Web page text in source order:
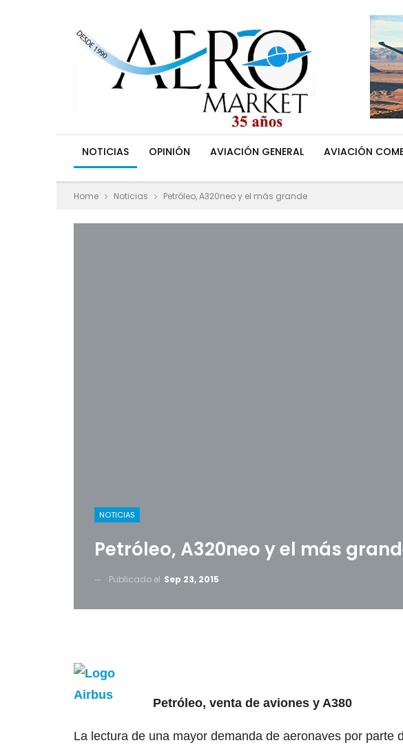
NOTICIAS OPINIÓN AVIACIÓN GENERAL AVIACIÓN
Home Noticias Petróleo, A320neo y el más grande
NOTICIAS
Petróleo, A320neo y el más
Publicado el Sep 23, 2015
Petróleo, venta de aviones y A380
La lectura de una mayor demanda de aeronaves por parte